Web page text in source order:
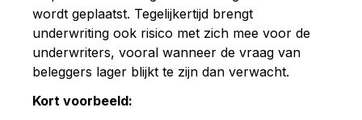
wordt geplaatst. Tegelijkertijd brengt
underwriting ook risico met zich mee voor de
underwriters, vooral wanneer de vraag van
beleggers lager blijkt te zijn dan verwacht.
Kort voorbeeld: